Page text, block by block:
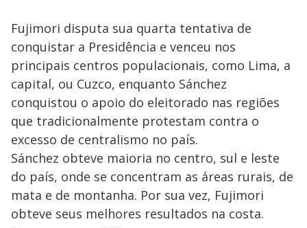
Fujimori disputa sua quarta tentativa de
conquistar a Presidência e venceu nos
principais centros populacionais, como Lima, a
capital, ou Cuzco, enquanto Sánchez
conquistou o apoio do eleitorado nas regiões
que tradicionalmente protestam contra o
excesso de centralismo no país.
Sánchez obteve maioria no centro, sul e leste
do país, onde se concentram as áreas rurais, de
mata e de montanha. Por sua vez, Fujimori
obteve seus melhores resultados na costa.